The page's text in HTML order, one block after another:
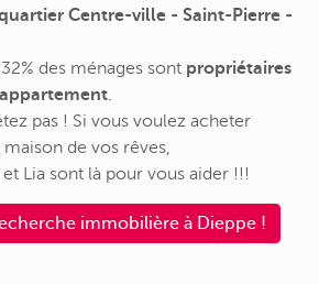
Centre-ville - Saint-Pierre -
des ménages sont propriétaires
pas ! Si vous voulez acheter
de vos rêves,
et Lia sont là pour vous aider !!!
immobilière à Dieppe !